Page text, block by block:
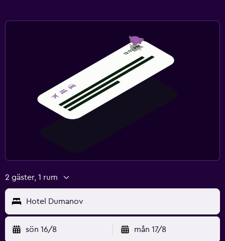
Barnvänlig buffé
Kabel- eller satellit-TV
Strykservice
Tvätt-/kemtvättsservice
Tillgänglighet och lämplighet
Rökning förbjuden
Övre våningar nås via trappor
2 gäster, 1 rum
Hotel Dumanov
sön 16/8 mån 17/8